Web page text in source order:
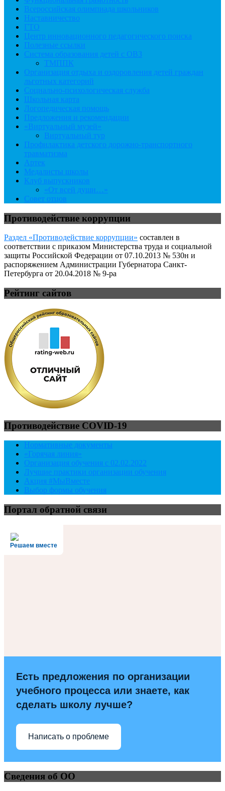
Всероссийская олимпиада школьников
Наставничество
ГТО
Центр инновационного педагогического поиска
Полезные ссылки
Система образования детей с ОВЗ
ТМППК
Организация отдыха и оздоровления детей граждан
льготных категорий
Социально-психологическая служба
Школьная карта
Логопедическая помощь
Предложения и рекомендации
«Виртуальный музей»
Виртуальный тур
Профилактика детского дорожно-транспортного
травматизма
Артек
Медалисты школы
Клуб выпускников
«От всей души…»
Совет отцов
Противодействие коррупции
Раздел «Противодействие коррупции» составлен в
соответствии с приказом Министерства труда и социальной
защиты Российской Федерации от 07.10.2013 № 530н и
распоряжением Администрации Губернатора Санкт-
Петербурга от 20.04.2018 № 9-ра
Рейтинг сайтов
Противодействие COVID-19
Нормативные документы
«Горячая линия»
Организация обучения с 02.02.2022
Лучшие практики организации обучения
Акция #МыВместе
Выбор формы обучения
Портал обратной связи
Решаем вместе
Есть предложения по организации
учебного процесса или знаете, как
сделать школу лучше?
Написать о проблеме
Сведения об ОО